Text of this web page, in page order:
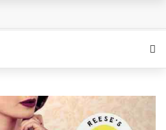
din Pristina
– Justitiarii literaturii